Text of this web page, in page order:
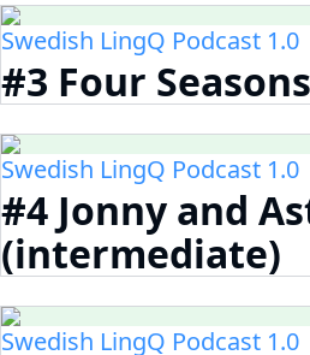
Swedish LingQ Podcast 1.0
#3 Four Seasons
Swedish LingQ Podcast 1.0
#4 Jonny and
(intermediate)
Swedish LingQ Podcast 1.0